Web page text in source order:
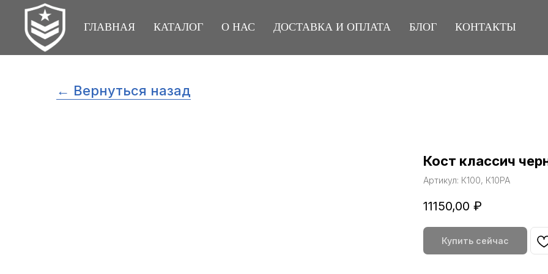
ГЛАВНАЯ КАТАЛОГ О НАС ДОСТАВКА И ОПЛАТА БЛОГ КОНТАКТЫ
← Вернуться назад
Кост классич
Артикул: К100, К10РА
11150,00 ₽
Купить сейчас